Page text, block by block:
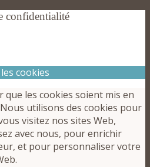
confidentialité
cookies
les cookies soient mis en
utilisons des cookies pour
visitez nos sites Web,
avec nous, pour enrichir
et pour personnaliser votre